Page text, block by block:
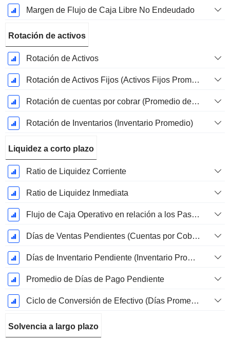
Margen de Flujo de Caja Libre No Endeudado
Rotación de activos
Rotación de Activos
Rotación de Activos Fijos (Activos Fijos Promedio)
Rotación de cuentas por cobrar (Promedio de cuentas por cobrar)
Rotación de Inventarios (Inventario Promedio)
Liquidez a corto plazo
Ratio de Liquidez Corriente
Ratio de Liquidez Inmediata
Flujo de Caja Operativo en relación a los Pasivos Corrientes
Días de Ventas Pendientes (Cuentas por Cobrar Promedio)
Días de Inventario Pendiente (Inventario Promedio)
Promedio de Días de Pago Pendiente
Ciclo de Conversión de Efectivo (Días Promedio)
Solvencia a largo plazo